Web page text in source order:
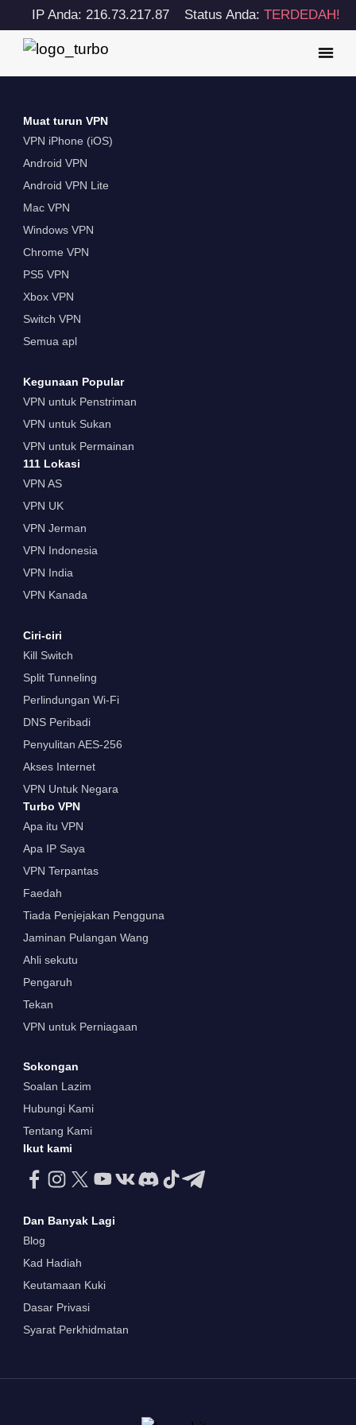
IP Anda: 216.73.217.87 Status Anda: TERDEDAH!
Muat turun VPN
VPN iPhone (iOS)
Android VPN
Android VPN Lite
Mac VPN
Windows VPN
Chrome VPN
PS5 VPN
Xbox VPN
Switch VPN
Semua apl
Kegunaan Popular
VPN untuk Penstriman
VPN untuk Sukan
VPN untuk Permainan
111 Lokasi
VPN AS
VPN UK
VPN Jerman
VPN Indonesia
VPN India
VPN Kanada
Ciri-ciri
Kill Switch
Split Tunneling
Perlindungan Wi-Fi
DNS Peribadi
Penyulitan AES-256
Akses Internet
VPN Untuk Negara
Turbo VPN
Apa itu VPN
Apa IP Saya
VPN Terpantas
Faedah
Tiada Penjejakan Pengguna
Jaminan Pulangan Wang
Ahli sekutu
Pengaruh
Tekan
VPN untuk Perniagaan
Sokongan
Soalan Lazim
Hubungi Kami
Tentang Kami
Ikut kami
Dan Banyak Lagi
Blog
Kad Hadiah
Keutamaan Kuki
Dasar Privasi
Syarat Perkhidmatan